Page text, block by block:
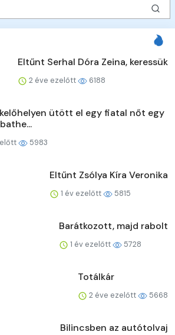
Eltűnt Serhal Dóra Zeina, keressük
2 éve ezelőtt 6188
ütött el egy fiatal nőt egy
5983
Eltűnt Zsólya Kíra Veronika
1 év ezelőtt 5815
Barátkozott, majd rabolt
1 év ezelőtt 5728
Totálkár
2 éve ezelőtt 5668
Bilincsben az autótolvaj